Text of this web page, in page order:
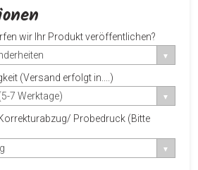
wir Ihr Produkt veröffentlichen?
(Versand erfolgt in....)
7 Werktage)
Probedruck (Bitte